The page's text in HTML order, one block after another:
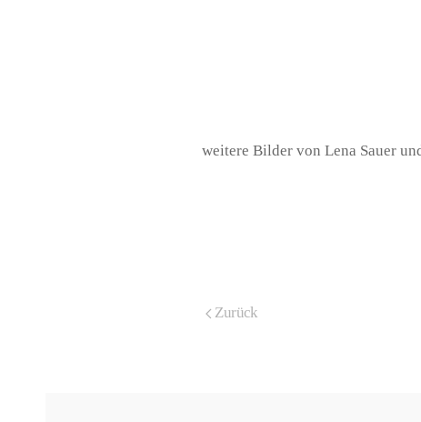
weitere Bilder von Lena Sauer
Zurück